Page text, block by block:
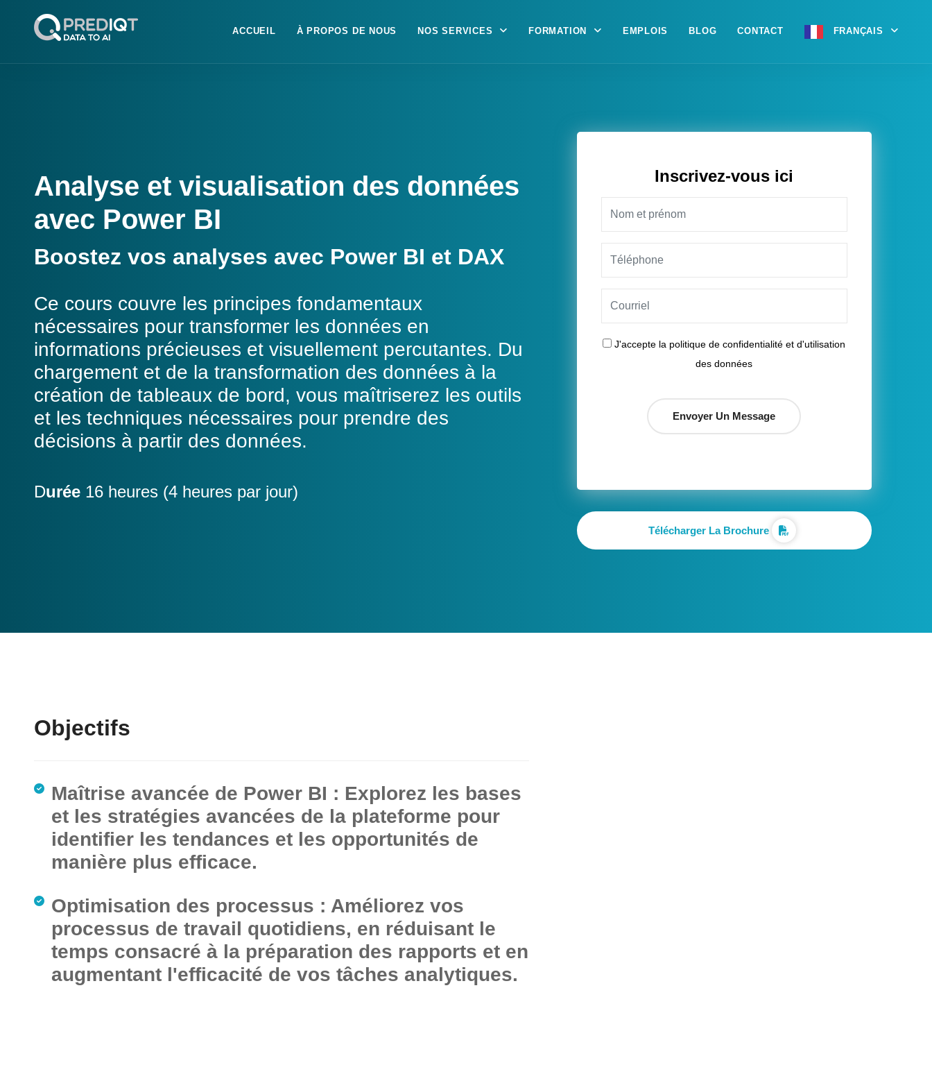
ACCUEIL À PROPOS DE NOUS NOS SERVICES FORMATION EMPLOIS BLOG CONTACT FRANÇAIS
Analyse et visualisation des données
avec Power BI
Boostez vos analyses avec Power BI et DAX
Ce cours couvre les principes fondamentaux
nécessaires pour transformer les données en
informations précieuses et visuellement percutantes. Du
chargement et de la transformation des données à la
création de tableaux de bord, vous maîtriserez les outils
et les techniques nécessaires pour prendre des
décisions à partir des données.
Durée16 heures (4 heures par jour)
Inscrivez-vous ici
J'accepte la politique de confidentialité et d'utilisation
des données
Télécharger La Brochure
Objectifs
Maîtrise avancée de Power BI : Explorez les bases
et les stratégies avancées de la plateforme pour
identifier les tendances et les opportunités de
manière plus efficace.
Optimisation des processus : Améliorez vos
processus de travail quotidiens, en réduisant le
temps consacré à la préparation des rapports et en
augmentant l'efficacité de vos tâches analytiques.